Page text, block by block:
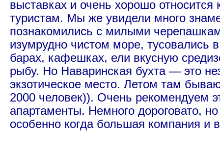
выставках и очень хорошо относится
туристам. Мы же увидели много
познакомились с милыми
изумрудно чистом море, тусовались
барах, кафешках, ели вкусную
рыбу. Но Наваринская бухта — это
экзотическое место. Летом там
2000 человек)). Очень рекомендуем
апартаменты. Немного дороговато, но
особенно когда большая компания и